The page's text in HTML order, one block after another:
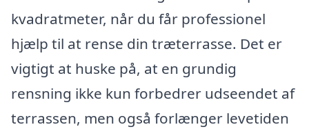
kvadratmeter, når du får professionel
hjælp til at rense din træterrasse. Det er
vigtigt at huske på, at en grundig
rensning ikke kun forbedrer udseendet af
terrassen, men også forlænger levetiden